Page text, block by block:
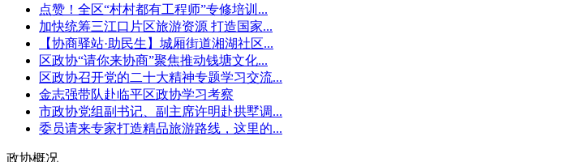
点赞！全区“村村都有工程师”专修培训...
加快统筹三江口片区旅游资源 打造国家...
【协商驿站·助民生】城厢街道湘湖社区...
区政协“请你来协商”聚焦推动钱塘文化...
区政协召开党的二十大精神专题学习交流...
金志强带队赴临平区政协学习考察
市政协党组副书记、副主席许明赴拱墅调...
委员请来专家打造精品旅游路线，这里的...
政协概况